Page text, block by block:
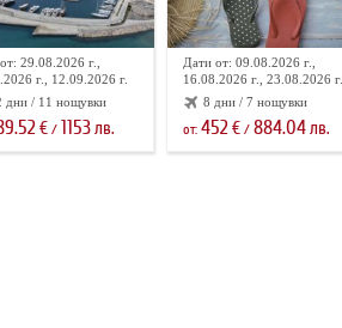
29.08.2026 г.,
г., 12.09.2026 г.
дни / 11 нощувки
€/ 1153лв.
Дати от: 09.08.2026 г.,
16.08.2026 г., 23.08.2026 г.
8 дни / 7 нощувки
от: 452€/ 884.04лв.